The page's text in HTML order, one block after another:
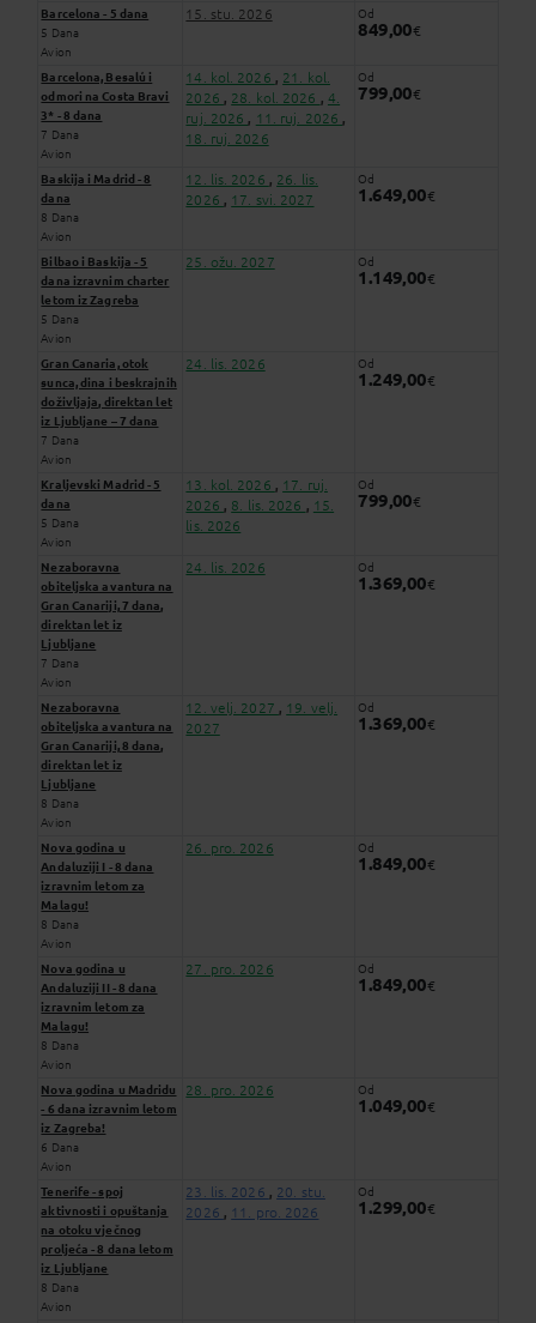
Barcelona - 5 dana
5 Dana
Avion
15. stu. 2026 Od
849,00€
Barcelona, Besalú i
odmori na Costa Bravi
3* - 8 dana
7 Dana
Avion
14. kol. 2026 , 21. kol.
2026 , 28. kol. 2026 , 4.
ruj. 2026 , 11. ruj. 2026 ,
18. ruj. 2026
Od
799,00€
Baskija i Madrid - 8
dana
8 Dana
Avion
12. lis. 2026 , 26. lis.
2026 , 17. svi. 2027
Od
1.649,00€
Bilbao i Baskija - 5
dana izravnim charter
letom iz Zagreba
5 Dana
Avion
25. ožu. 2027 Od
1.149,00€
Gran Canaria, otok
sunca, dina i beskrajnih
doživljaja, direktan let
iz Ljubljane – 7 dana
7 Dana
Avion
24. lis. 2026 Od
1.249,00€
Kraljevski Madrid - 5
dana
5 Dana
Avion
13. kol. 2026 , 17. ruj.
2026 , 8. lis. 2026 , 15.
lis. 2026
Od
799,00€
Nezaboravna
obiteljska avantura na
Gran Canariji, 7 dana,
direktan let iz
Ljubljane
7 Dana
Avion
24. lis. 2026 Od
1.369,00€
Nezaboravna
obiteljska avantura na
Gran Canariji, 8 dana,
direktan let iz
Ljubljane
8 Dana
Avion
12. velj. 2027 , 19. velj.
2027
Od
1.369,00€
Nova godina u
Andaluziji I - 8 dana
izravnim letom za
Malagu!
8 Dana
Avion
26. pro. 2026 Od
1.849,00€
Nova godina u
Andaluziji II - 8 dana
izravnim letom za
Malagu!
8 Dana
Avion
27. pro. 2026 Od
1.849,00€
Nova godina u Madridu
- 6 dana izravnim letom
iz Zagreba!
6 Dana
Avion
28. pro. 2026 Od
1.049,00€
Tenerife - spoj
aktivnosti i opuštanja
na otoku vječnog
proljeća - 8 dana letom
iz Ljubljane
8 Dana
Avion
23. lis. 2026 , 20. stu.
2026 , 11. pro. 2026
Od
1.299,00€